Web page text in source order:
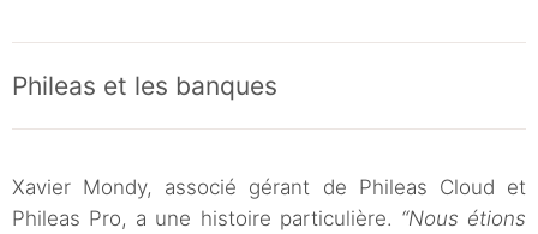
Phileas et les banques
Xavier Mondy, associé gérant de Phileas Cloud et
Phileas Pro, a une histoire particulière. “Nous étions